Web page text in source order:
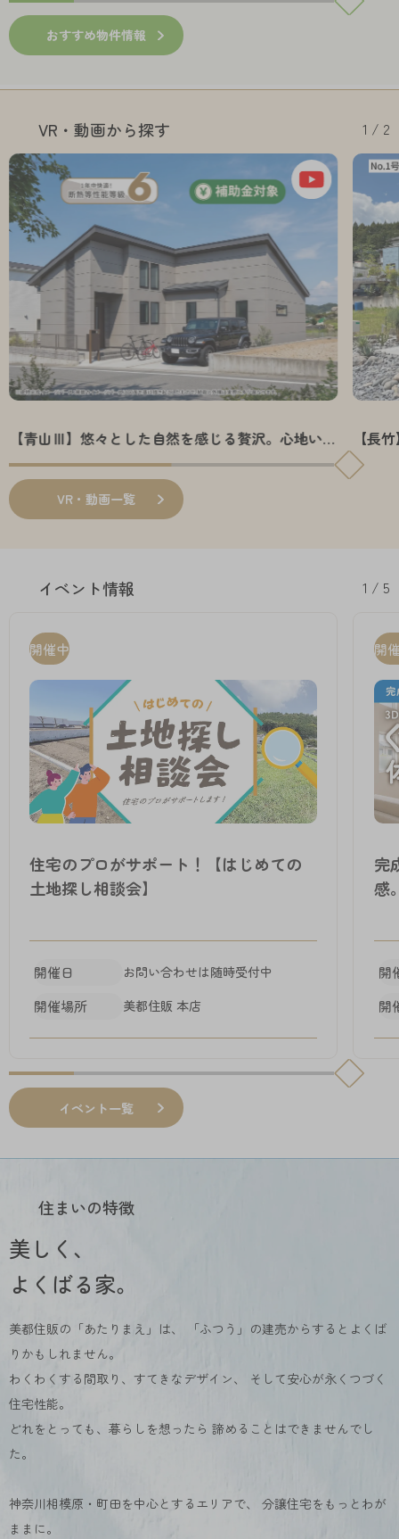
おすすめ物件情報
VR・動画から探す 1 / 2
【青山Ⅲ】悠々とした自然を感じる贅沢。心地いい
開放感が暮らしを彩る住み良い平屋。
【長
フロ
VR・動画一覧
イベント情報 1 / 5
開催中
住宅のプロがサポート！【はじめての
土地探し相談会】
開催日 お問い合わせは随時受付中
開催場所 美都住販 本店
開
完
感
開
開
イベント一覧
住まいの特徴
美しく、
よくばる家。
美都住販の「あたりまえ」は、
「ふつう」の建売からするとよくば
りかもしれません。
わくわくする間取り、すてきなデザイン、
そして安心が永くつづく
住宅性能。
どれをとっても、暮らしを想ったら 諦めることはできませんでし
た。
神奈川相模原・町田を中心とするエリアで、
分譲住宅をもっとわが
ままに。